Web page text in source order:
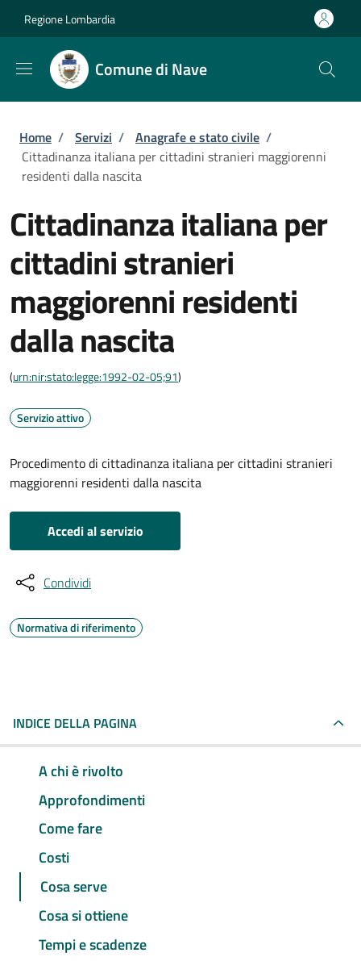
Regione Lombardia
Comune di Nave
Briciole di pane
Home / Servizi / Anagrafe e stato civile /
Cittadinanza italiana per cittadini stranieri maggiorenni
residenti dalla nascita
Cittadinanza italiana per
cittadini stranieri
maggiorenni residenti
dalla nascita
(urn:nir:stato:legge:1992-02-05;91)
Servizio attivo
Procedimento di cittadinanza italiana per cittadini stranieri
maggiorenni residenti dalla nascita
Accedi al servizio
Condividi
Normativa di riferimento
INDICE DELLA PAGINA
A chi è rivolto
Approfondimenti
Come fare
Costi
Cosa serve
Cosa si ottiene
Tempi e scadenze